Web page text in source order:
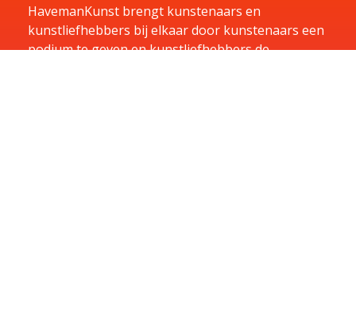
HavemanKunst brengt kunstenaars en
kunstliefhebbers bij elkaar door kunstenaars een
podium te geven en kunstliefhebbers de